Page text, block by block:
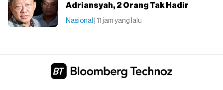
Adriansyah, 2 Orang Tak Hadir
Nasional | 11 jam yang lalu